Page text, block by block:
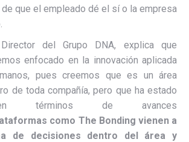
que el empleado dé el sí o la empresa
del Grupo DNA, explica que
enfocado en la innovación aplicada
pues creemos que es un área
de toda compañía, pero que ha estado
términos de avances
como The Bonding vienen a
de decisiones dentro del área y